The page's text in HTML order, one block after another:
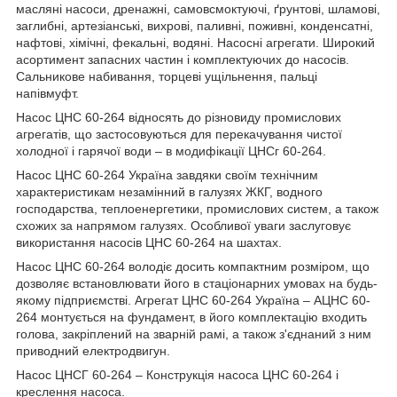
масляні насоси, дренажні, самовсмоктуючі, ґрунтові, шламові,
заглибні, артезіанські, вихрові, паливні, поживні, конденсатні,
нафтові, хімічні, фекальні, водяні. Насосні агрегати. Широкий
асортимент запасних частин і комплектуючих до насосів.
Сальникове набивання, торцеві ущільнення, пальці
напівмуфт.
Насос ЦНС 60-264 відносять до різновиду промислових
агрегатів, що застосовуються для перекачування чистої
холодної і гарячої води – в модифікації ЦНСг 60-264.
Насос ЦНС 60-264 Україна завдяки своїм технічним
характеристикам незамінний в галузях ЖКГ, водного
господарства, теплоенергетики, промислових систем, а також
схожих за напрямом галузях. Особливої уваги заслуговує
використання насосів ЦНС 60-264 на шахтах.
Насос ЦНС 60-264 володіє досить компактним розміром, що
дозволяє встановлювати його в стаціонарних умовах на будь-
якому підприємстві. Агрегат ЦНС 60-264 Україна – АЦНС 60-
264 монтується на фундамент, в його комплектацію входить
голова, закріплений на зварній рамі, а також з'єднаний з ним
приводний електродвигун.
Насос ЦНСГ 60-264 – Конструкція насоса ЦНС 60-264 і
креслення насоса.